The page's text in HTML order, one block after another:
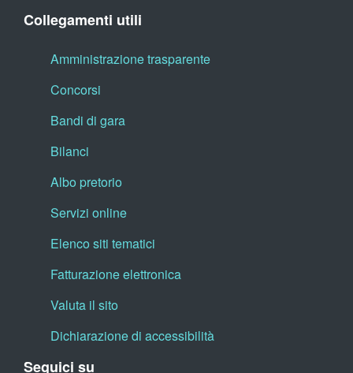
Collegamenti utili
Amministrazione trasparente
Concorsi
Bandi di gara
Bilanci
Albo pretorio
Servizi online
Elenco siti tematici
Fatturazione elettronica
Valuta il sito
Dichiarazione di accessibilità
Seguici su